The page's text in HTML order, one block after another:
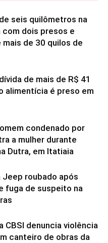
seis quilômetros na
com dois presos e
mais de 30 quilos de
de mais de R$ 41
alimentícia é preso em
condenado por
a mulher durante
Dutra, em Itatiaia
Jeep roubado após
fuga de suspeito na
CBSI denuncia violência
canteiro de obras da